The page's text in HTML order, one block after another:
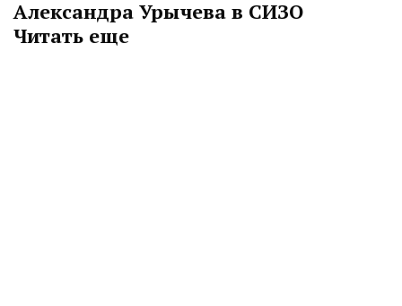
Александра Урычева в СИЗО
Читать еще